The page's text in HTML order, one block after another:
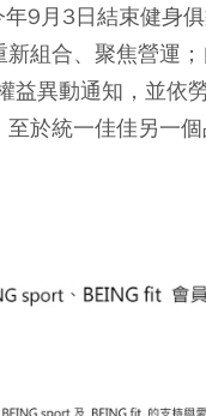
年9月3日結束健身
新組合、聚焦營運
益異動通知，並依
於統一佳佳另一個